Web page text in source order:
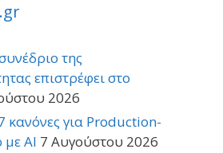
της
επιστρέφει στο
2026
κανόνες για Production-
με AI 7 Αυγούστου 2026